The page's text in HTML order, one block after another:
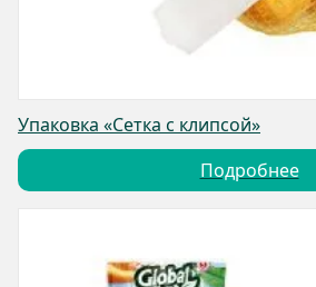
Упаковка «Сетка с клипсой»
Подробнее